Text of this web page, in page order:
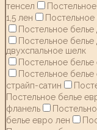
тенсел
1,5 лен
Постельное
Постельное белье
Постельное белье
двухспальное шелк
Постельное белье
Постельное белье
страйп-сатин
Постельное белье
фланель
белье евро лен